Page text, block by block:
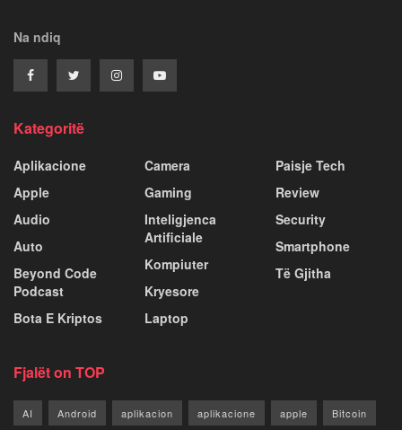
Na ndiq
Kategoritë
Aplikacione
Apple
Audio
Auto
Beyond Code
Podcast
Bota E Kriptos
Camera
Gaming
Inteligjenca
Artificiale
Kompiuter
Kryesore
Laptop
Paisje Tech
Review
Security
Smartphone
Të Gjitha
Fjalët on TOP
AI Android aplikacion aplikacione apple Bitcoin